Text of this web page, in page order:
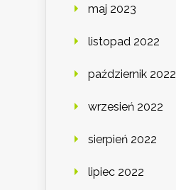
maj 2023
listopad 2022
październik 2022
wrzesień 2022
sierpień 2022
lipiec 2022